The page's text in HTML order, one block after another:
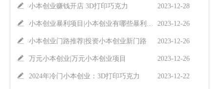
小本创业赚钱开店 3D打印巧克力 2023-12-28
小本创业暴利项目|小本创业有哪些暴利项目 2023-12-26
小本创业门路推荐|投资小本创业新门路 2023-12-26
万元小本创业|万元小本创业项目 2023-12-26
2024年冷门小本创业：3D打印巧克力 2023-12-22